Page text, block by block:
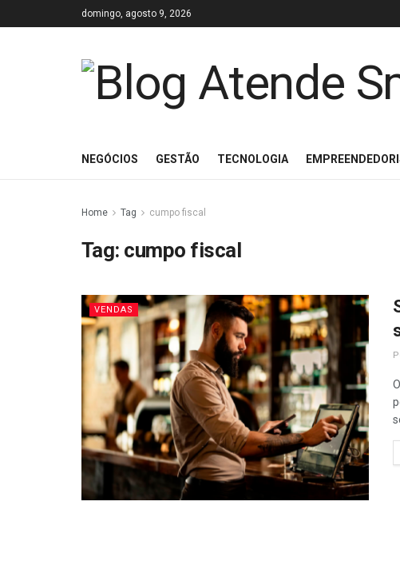
domingo, agosto 9, 2026
NEGÓCIOS GESTÃO TECNOLOGIA
Home Tag cumpo fiscal
Tag: cumpo fiscal
VENDAS